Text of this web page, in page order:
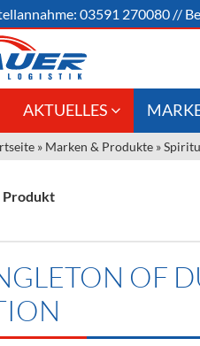
03591 270080 //
AKTUELLES
Angebote Gastronomie &
Innovation - Die Neue Art des
Termine
Weine &
Öle &
» Marken & Produkte »
Produkt
OF